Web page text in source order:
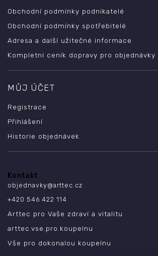
Obchodní podmínky podnikatelé
Obchodní podmínky spotřebitelé
Adresa a další užitečné informace
Kompletní ceník dopravy pro objednávky
MŮJ ÚČET
Registrace
Přihlášení
Historie objednávek
Kontakt
objednavky@arttec.cz
+420 546 422 114
Arttec pro Vaše zdraví a vitalitu
arttec.vse.pro.koupelnu
Vše pro dokonalou koupelnu